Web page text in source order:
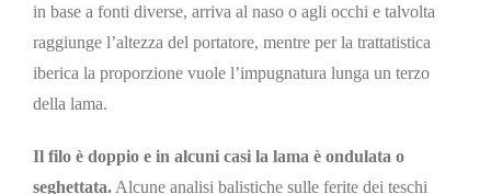
in base a fonti diverse, arriva al naso o agli occhi e talvolta
raggiunge l’altezza del portatore, mentre per la trattatistica
iberica la proporzione vuole l’impugnatura lunga un terzo
della lama.
Il filo è doppio e in alcuni casi la lama è ondulata o
seghettata.Alcune analisi balistiche sulle ferite dei teschi